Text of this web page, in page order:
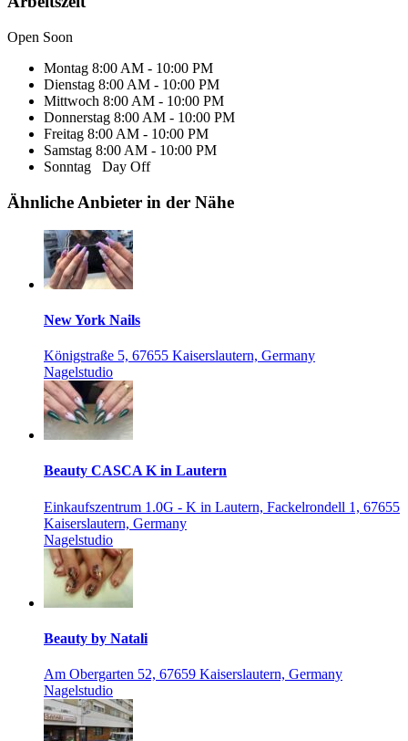
Open Soon
Montag 8:00 AM - 10:00 PM
Dienstag 8:00 AM - 10:00 PM
Mittwoch 8:00 AM - 10:00 PM
Donnerstag 8:00 AM - 10:00 PM
Freitag 8:00 AM - 10:00 PM
Samstag 8:00 AM - 10:00 PM
Sonntag Day Off
Ähnliche Anbieter in der Nähe
New York Nails
Königstraße 5, 67655 Kaiserslautern, Germany
Nagelstudio
Beauty CASCA K in Lautern
Einkaufszentrum 1.0G - K in Lautern, Fackelrondell 1, 67655
Kaiserslautern, Germany
Nagelstudio
Beauty by Natali
Am Obergarten 52, 67659 Kaiserslautern, Germany
Nagelstudio